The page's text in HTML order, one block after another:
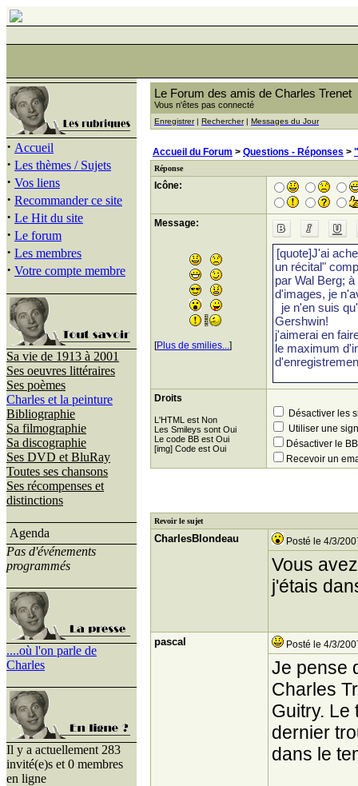
· Accueil
· Les thèmes / Sujets
· Vos liens
· Recommander ce site
· Le Hit du site
· Le forum
· Les membres
· Votre compte membre
Sa vie de 1913 à 2001
Ses oeuvres littéraires
Ses poèmes
Charles et la peinture
Bibliographie
Sa filmographie
Sa discographie
Ses DVD et BluRay
Toutes ses chansons
Ses récompenses et
distinctions
Agenda
Pas d'événements
programmés
....où l'on parle de
Charles
Il y a actuellement 283
invité(e)s et 0 membres
en ligne
Le Forum des amis de Charles Trenet
Vous n'êtes pas connecté
Enregistrer| Rechercher| Messages du Jour
Accueil du Forum > Questions - Réponses >
Réponse
Icône:
Message:
[Plus de smilies...]
Droits
L'HTML est Non
Les Smileys sont Oui
Le code BB est Oui
[img] Code est Oui
Désactiver les
Utiliser une
Désactiver le
Recevoir un
Revoir le sujet
CharlesBlondeau Posté le 4/3/
Vous
j'étais
pascal Posté le 4/3/
Je pense
Charles
Guitry. Le
dernier
dans le